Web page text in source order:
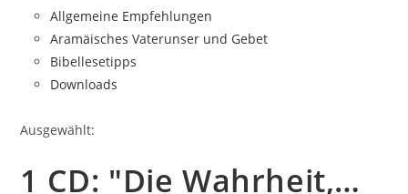
Allgemeine Empfehlungen
Aramäisches Vaterunser und Gebet
Bibellesetipps
Downloads
Ausgewählt:
1 CD: "Die Wahrheit,…